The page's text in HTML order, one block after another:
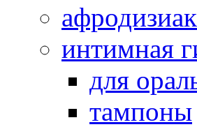
интимная
для
тампоны